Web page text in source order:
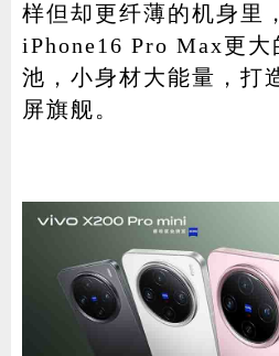
样但却更纤薄的机身里
iPhone16 Pro Max更大
池，小身材大能量，打
屏旗舰。